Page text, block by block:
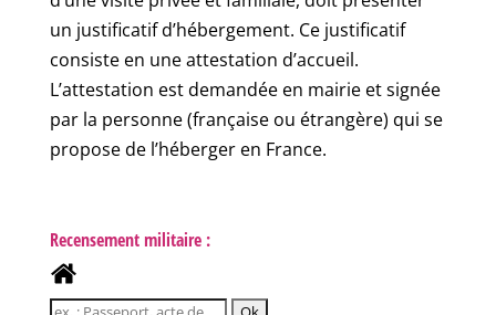
un justificatif d’hébergement. Ce justificatif
consiste en une attestation d’accueil.
L’attestation est demandée en mairie et signée
par la personne (française ou étrangère) qui se
propose de l’héberger en France.
Recensement militaire :